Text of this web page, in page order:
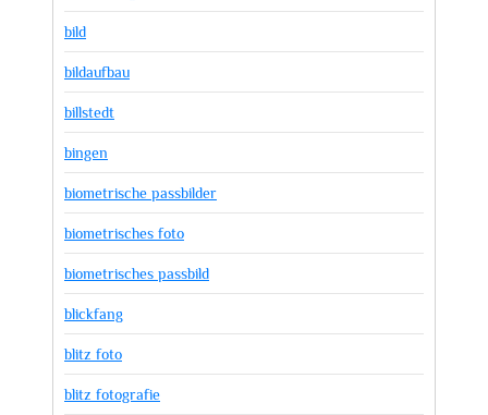
bild
bildaufbau
billstedt
bingen
biometrische passbilder
biometrisches foto
biometrisches passbild
blickfang
blitz foto
blitz fotografie